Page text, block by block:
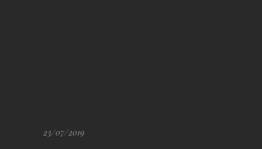
23/07/2019